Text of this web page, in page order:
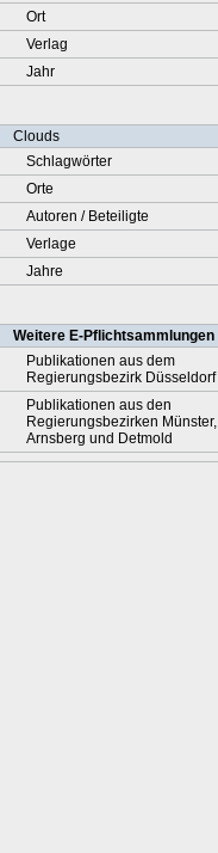
Ort
Verlag
Jahr
Clouds
Schlagwörter
Orte
Autoren / Beteiligte
Verlage
Jahre
Weitere E-Pflichtsammlungen
Publikationen aus dem
Regierungsbezirk Düsseldorf
Publikationen aus den
Regierungsbezirken Münster,
Arnsberg und Detmold